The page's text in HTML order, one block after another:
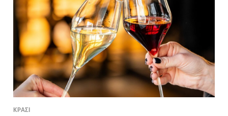
ΚΡΑΣΙ